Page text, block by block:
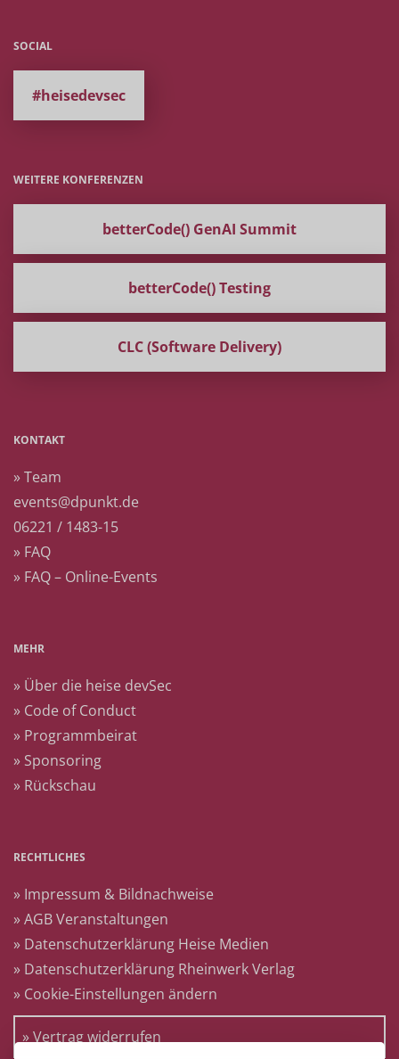
SOCIAL
#heisedevsec
WEITERE KONFERENZEN
betterCode() GenAI Summit
betterCode() Testing
CLC (Software Delivery)
KONTAKT
» Team
events@dpunkt.de
06221 / 1483-15
» FAQ
» FAQ – Online-Events
MEHR
» Über die heise devSec
» Code of Conduct
» Programmbeirat
» Sponsoring
» Rückschau
RECHTLICHES
» Impressum & Bildnachweise
» AGB Veranstaltungen
» Datenschutzerklärung Heise Medien
» Datenschutzerklärung Rheinwerk Verlag
» Cookie-Einstellungen ändern
» Vertrag widerrufen